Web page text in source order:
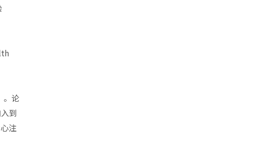
。论
到
注